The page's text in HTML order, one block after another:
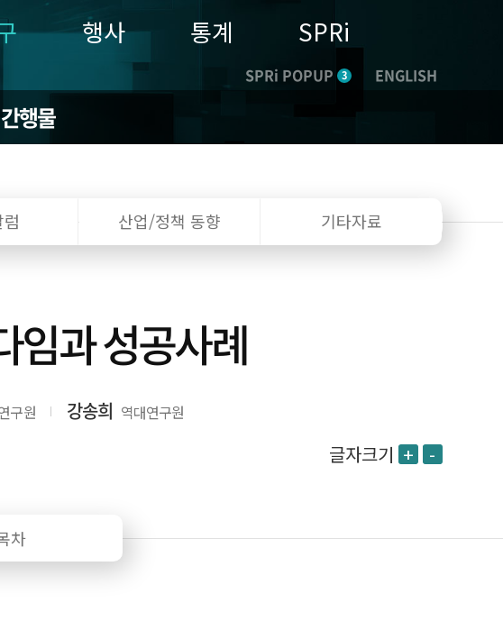
행사 통계 SPRi
SPRi POPUP 3 ENGLISH
간행물
산업/정책 동향 기타자료
임과 성공사례
구원 강송희 역대연구원
글자크기 + -
차